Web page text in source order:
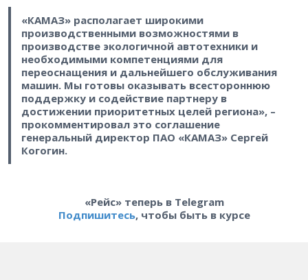
«КАМАЗ» располагает широкими
производственными возможностями в
производстве экологичной автотехники и
необходимыми компетенциями для
переоснащения и дальнейшего обслуживания
машин. Мы готовы оказывать всестороннюю
поддержку и содействие партнеру в
достижении приоритетных целей региона», –
прокомментировал это соглашение
генеральный директор ПАО «КАМАЗ» Сергей
Когогин.
«Рейс» теперь в Telegram
Подпишитесь, чтобы быть в курсе